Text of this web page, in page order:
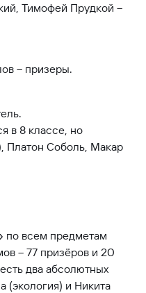
Тимофей Прудкой –
– призеры.
в 8 классе, но
Платон Соболь, Макар
по всем предметам
– 77 призёров и 20
два абсолютных
(экология) и Никита